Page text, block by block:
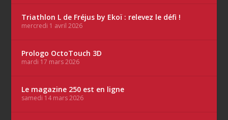
Triathlon L de Fréjus by Ekoï : relevez le défi !
mercredi 1 avril 2026
Prologo OctoTouch 3D
mardi 17 mars 2026
Le magazine 250 est en ligne
samedi 14 mars 2026